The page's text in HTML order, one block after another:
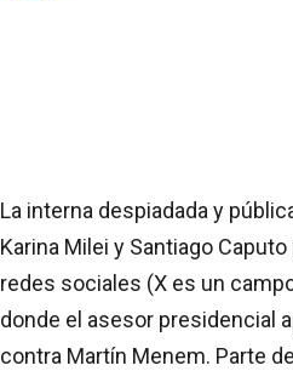
La interna despiadada y
Karina Milei y Santiago
redes sociales (X es un
donde el asesor presidencial
contra Martín Menem. Parte